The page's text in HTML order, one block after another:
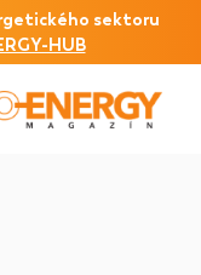
sektoru
HUB